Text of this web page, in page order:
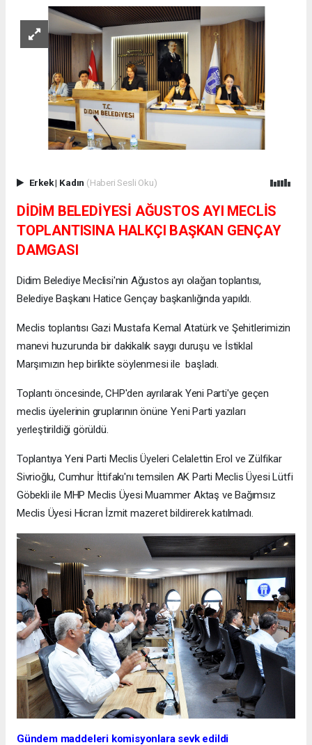
Erkek| Kadın (Haberi Sesli Oku)
DİDİM BELEDİYESİ AĞUSTOS AYI MECLİS
TOPLANTISINA HALKÇI BAŞKAN GENÇAY
DAMGASI
Didim Belediye Meclisi'nin Ağustos ayı olağan toplantısı,
Belediye Başkanı Hatice Gençay başkanlığında yapıldı.
Meclis toplantısı Gazi Mustafa Kemal Atatürk ve Şehitlerimizin
manevi huzurunda bir dakikalık saygı duruşu ve İstiklal
Marşımızın hep birlikte söylenmesi ile başladı.
Toplantı öncesinde, CHP'den ayrılarak Yeni Parti'ye geçen
meclis üyelerinin gruplarının önüne Yeni Parti yazıları
yerleştirildiği görüldü.
Toplantıya Yeni Parti Meclis Üyeleri Celalettin Erol ve Zülfikar
Sivrioğlu, Cumhur İttifakı'nı temsilen AK Parti Meclis Üyesi Lütfi
Göbekli ile MHP Meclis Üyesi Muammer Aktaş ve Bağımsız
Meclis Üyesi Hicran İzmit mazeret bildirerek katılmadı.
Gündem maddeleri komisyonlara sevk edildi